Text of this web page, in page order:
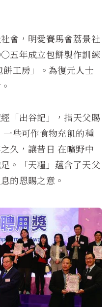
會，明愛賽馬會荔景社
五年成立包餅製作訓練
工房」。為復元人士
「出谷記」，指天父賜
些可作食物充飢的種
久，讓昔日 在曠野中
。「天糧」蘊含了天父
的恩賜之意。